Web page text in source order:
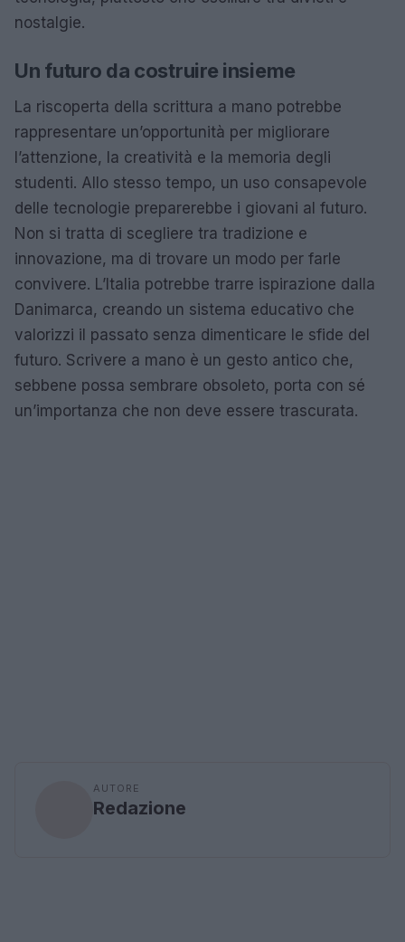
nostalgie.
Un futuro da costruire insieme
La riscoperta della scrittura a mano potrebbe
rappresentare un’opportunità per migliorare
l’attenzione, la creatività e la memoria degli
studenti. Allo stesso tempo, un uso consapevole
delle tecnologie preparerebbe i giovani al futuro.
Non si tratta di scegliere tra tradizione e
innovazione, ma di trovare un modo per farle
convivere. L’Italia potrebbe trarre ispirazione dalla
Danimarca, creando un sistema educativo che
valorizzi il passato senza dimenticare le sfide del
futuro. Scrivere a mano è un gesto antico che,
sebbene possa sembrare obsoleto, porta con sé
un’importanza che non deve essere trascurata.
AUTORE
Redazione